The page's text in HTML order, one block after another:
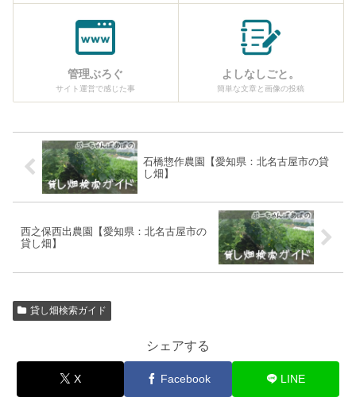
管理ぶろぐ
サイト運営で感じた事
よしなしごと。
簡単な文章と画像の投稿
石橋惣作農園【愛知県：北名古屋市の貸
し畑】
西之保西出農園【愛知県：北名古屋市の
貸し畑】
貸し畑検索ガイド
シェアする
X Facebook LINE